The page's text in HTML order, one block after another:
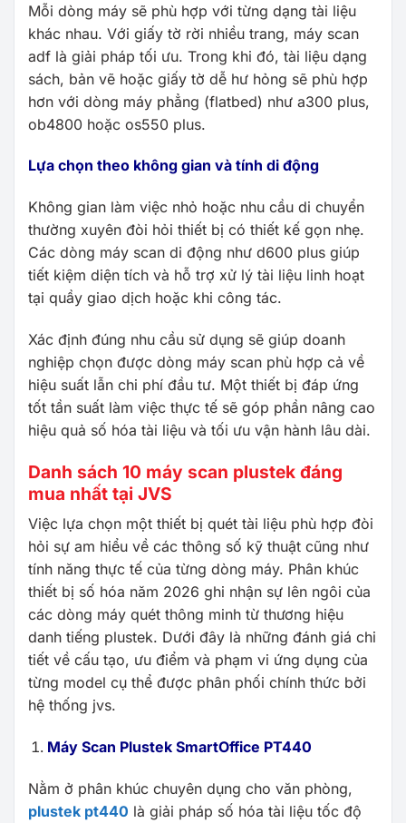
Mỗi dòng máy sẽ phù hợp với từng dạng tài liệu
khác nhau. Với giấy tờ rời nhiều trang, máy scan
adf là giải pháp tối ưu. Trong khi đó, tài liệu dạng
sách, bản vẽ hoặc giấy tờ dễ hư hỏng sẽ phù hợp
hơn với dòng máy phẳng (flatbed) như a300 plus,
ob4800 hoặc os550 plus.
Lựa chọn theo không gian và tính di động
Không gian làm việc nhỏ hoặc nhu cầu di chuyển
thường xuyên đòi hỏi thiết bị có thiết kế gọn nhẹ.
Các dòng máy scan di động như d600 plus giúp
tiết kiệm diện tích và hỗ trợ xử lý tài liệu linh hoạt
tại quầy giao dịch hoặc khi công tác.
Xác định đúng nhu cầu sử dụng sẽ giúp doanh
nghiệp chọn được dòng máy scan phù hợp cả về
hiệu suất lẫn chi phí đầu tư. Một thiết bị đáp ứng
tốt tần suất làm việc thực tế sẽ góp phần nâng cao
hiệu quả số hóa tài liệu và tối ưu vận hành lâu dài.
Danh sách 10 máy scan plustek đáng
mua nhất tại JVS
Việc lựa chọn một thiết bị quét tài liệu phù hợp đòi
hỏi sự am hiểu về các thông số kỹ thuật cũng như
tính năng thực tế của từng dòng máy. Phân khúc
thiết bị số hóa năm 2026 ghi nhận sự lên ngôi của
các dòng máy quét thông minh từ thương hiệu
danh tiếng plustek. Dưới đây là những đánh giá chi
tiết về cấu tạo, ưu điểm và phạm vi ứng dụng của
từng model cụ thể được phân phối chính thức bởi
hệ thống jvs.
Máy Scan Plustek SmartOffice PT440
Nằm ở phân khúc chuyên dụng cho văn phòng,
plustek pt440 là giải pháp số hóa tài liệu tốc độ